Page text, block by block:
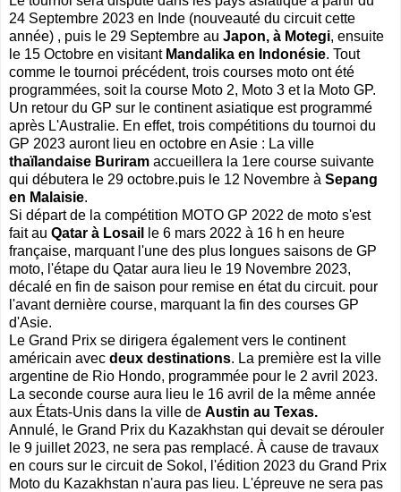
24 Septembre 2023 en Inde (nouveauté du circuit cette
année) , puis le 29 Septembre au Japon, à Motegi, ensuite
le 15 Octobre en visitantMandalika en Indonésie. Tout
comme le tournoi précédent, trois courses moto ont été
programmées, soit la course Moto 2, Moto 3 et la Moto GP.
Un retour du GP sur le continent asiatique est programmé
après L'Australie. En effet, trois compétitions du tournoi du
GP 2023 auront lieu en octobre en Asie : La ville
thaïlandaise Buriram accueillera la 1ere course suivante
qui débutera le 29 octobre.puis le 12 Novembre à Sepang
en Malaisie.
Si départ de la compétition MOTO GP 2022 de moto s'est
fait au Qatar à Losail
le 6 mars 2022 à 16 h en heure
française, marquant l'une des plus longues saisons de GP
moto, l'étape du Qatar aura lieu le 19 Novembre 2023,
décalé en fin de saison pour remise en état du circuit. pour
l'avant dernière course, marquant la fin des courses GP
d'Asie.
Le Grand Prix se dirigera également vers le continent
américain avec deux destinations. La première est la ville
argentine de Rio Hondo, programmée pour le 2 avril 2023.
La seconde course aura lieu le 16 avril de la même année
aux États-Unis dans la ville de Austin au Texas.
Annulé, le Grand Prix du Kazakhstan qui devait se dérouler
le 9 juillet 2023, ne sera pas remplacé. À cause de travaux
en cours sur le circuit de Sokol, l'édition 2023 du Grand Prix
Moto du Kazakhstan n'aura pas lieu. L'épreuve ne sera pas